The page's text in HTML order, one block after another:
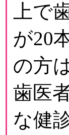
上で
が20
の方
歯医
な健